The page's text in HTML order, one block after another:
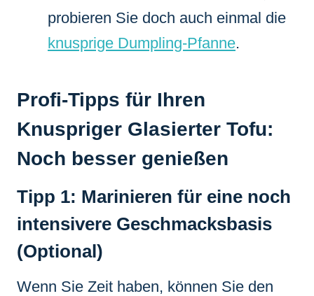
probieren Sie doch auch einmal die
knusprige Dumpling-Pfanne.
Profi-Tipps für Ihren
Knuspriger Glasierter Tofu:
Noch besser genießen
Tipp 1: Marinieren für eine noch
intensivere Geschmacksbasis
(Optional)
Wenn Sie Zeit haben, können Sie den